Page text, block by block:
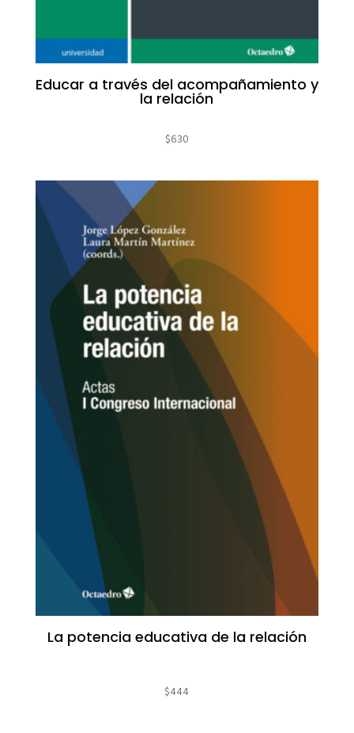
Educar a través del acompañamiento y
la relación
$630
La potencia educativa de la relación
$444